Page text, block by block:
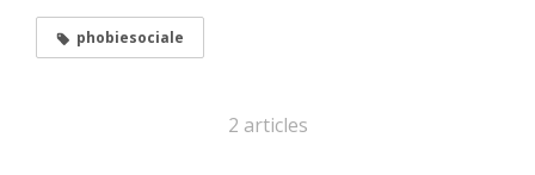
phobiesociale
2 articles